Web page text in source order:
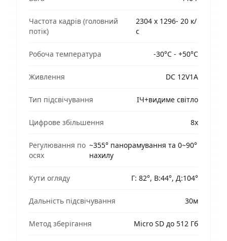
Частота кадрів (головний
потік)
2304 x 1296- 20 к/
с
Робоча температура -30°C - +50°C
Живлення DC 12V1A
Тип підсвічування ІЧ+видиме світло
Цифрове збільшення 8x
Регулювання по
осях
~355° панорамування та 0~90°
нахилу
Кути огляду Г: 82°, В:44°, Д:104°
Дальність підсвічування 30м
Метод зберігання Micro SD до 512 Гб